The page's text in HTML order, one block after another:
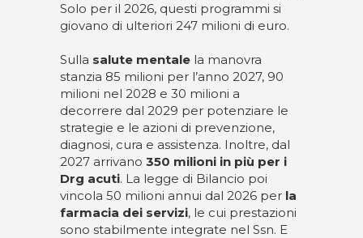
Solo per il 2026, questi programmi si
giovano di ulteriori 247 milioni di euro.
Sulla salute mentale la manovra
stanzia 85 milioni per l’anno 2027, 90
milioni nel 2028 e 30 milioni a
decorrere dal 2029 per potenziare le
strategie e le azioni di prevenzione,
diagnosi, cura e assistenza. Inoltre, dal
2027 arrivano 350 milioni in più per i
Drg acuti. La legge di Bilancio poi
vincola 50 milioni annui dal 2026 per la
farmacia dei servizi, le cui prestazioni
sono stabilmente integrate nel Ssn. E